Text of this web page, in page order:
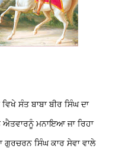
ਸੰਤ ਬਾਬਾ ਬੀਰ ਸਿੰਘ ਦਾ
ਐਤਵਾਰਨੂੰ ਮਨਾਇਆ ਜਾ ਰਿਹਾ
ਗੁਰਚਰਨ ਸਿੰਘ ਕਾਰ ਸੇਵਾ ਵਾਲੇ